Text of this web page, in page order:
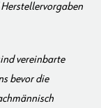
vereinbarte
bevor die